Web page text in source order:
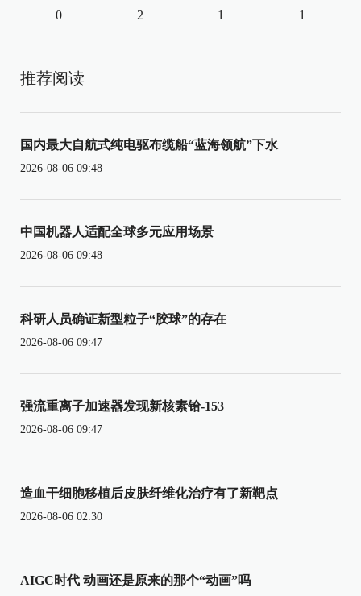
0 2 1 1
推荐阅读
国内最大自航式纯电驱布缆船“蓝海领航”下水
2026-08-06 09:48
中国机器人适配全球多元应用场景
2026-08-06 09:48
科研人员确证新型粒子“胶球”的存在
2026-08-06 09:47
强流重离子加速器发现新核素铪-153
2026-08-06 09:47
造血干细胞移植后皮肤纤维化治疗有了新靶点
2026-08-06 02:30
AIGC时代 动画还是原来的那个“动画”吗